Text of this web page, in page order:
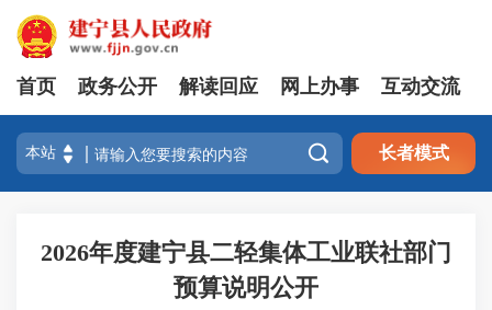
首页 政务公开 解读回应 网上办事 互动交流
 长者模式
2026年度建宁县二轻集体工业联社部门
预算说明公开